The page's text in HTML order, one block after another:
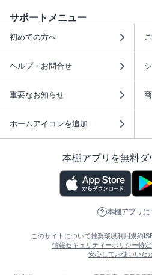
サポートメニュー
初めての方へ
ヘルプ・お問合せ
重要なお知らせ
ホームアイコンを追加
本棚アプリを無料ダ
本棚アプリに
このサイトについて推奨環境利用規約
情報セキュリティーポリシー特
安心してお使いいた